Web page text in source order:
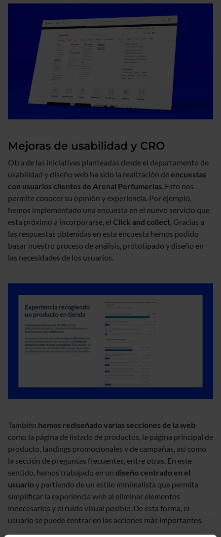
Mejoras de usabilidad y CRO
Otra de las iniciativas planteadas desde el departamento de
usabilidad y diseño web ha sido la realización deencuestas
con usuarios clientes de Arenal Perfumerías . Esto nos
permite conocer su opinión y experiencia. Por ejemplo,
hemos implementado una encuesta en el nuevo servicio que
esta próximo a incorporarse, el Click and collect . Gracias a
las respuestas obtenidas en esta encuesta hemos podido
basar nuestro proceso de análisis, prototipado y diseño en
las necesidades de los usuarios.
También hemos rediseñado varias secciones de la web
como la página de listado de productos, la página principal de
producto, landings promocionales y de campañas, así como
la sección de preguntas frecuentes, entre otras. En este
sentido, hemos trabajado en un diseño centrado en el
usuarioy partiendo de un estilo minimalista que permita
simplificar la experiencia web al eliminar elementos
innecesarios y el ruido visual posible. De esta forma, el
usuario se puede centrar en las acciones más importantes.